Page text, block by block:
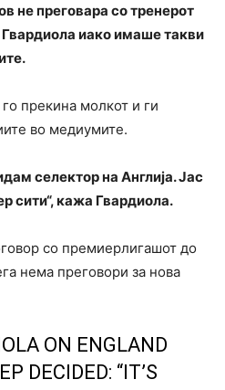
не преговара со тренерот
иако имаше такви
прекина молкот и ги
во медиумите.
селектор на Англија. Јас
сити“, кажа Гвардиола.
со премиерлигашот до
нема преговори за нова
ON ENGLAND
DECIDED: “IT’S